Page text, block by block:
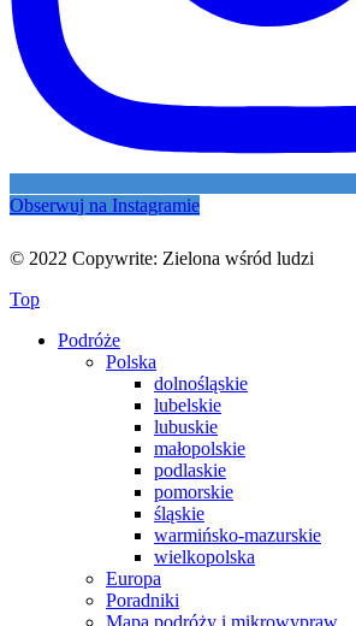
Obserwuj na Instagramie
© 2022 Copywrite: Zielona wśród ludzi
Top
Podróże
Polska
dolnośląskie
lubelskie
lubuskie
małopolskie
podlaskie
pomorskie
śląskie
warmińsko-mazurskie
wielkopolska
Europa
Poradniki